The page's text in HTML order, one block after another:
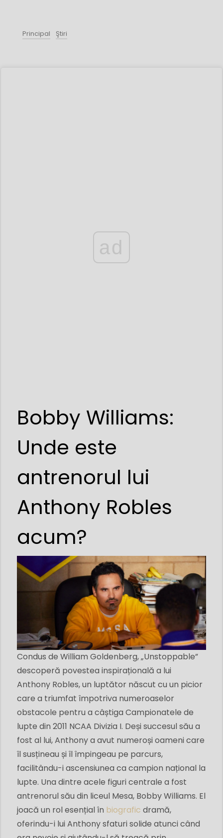
Principal Ştiri
ad
Bobby Williams:
Unde este
antrenorul lui
Anthony Robles
acum?
Condus de William Goldenberg, „Unstoppable”
descoperă povestea inspirațională a lui
Anthony Robles, un luptător născut cu un picior
care a triumfat împotriva numeroaselor
obstacole pentru a câștiga Campionatele de
lupte din 2011 NCAA Divizia I. Deși succesul său a
fost al lui, Anthony a avut numeroși oameni care
îl susțineau și îl împingeau pe parcurs,
facilitându-i ascensiunea ca campion național la
lupte. Una dintre acele figuri centrale a fost
antrenorul său din liceul Mesa, Bobby Williams. El
joacă un rol esențial în biografic dramă,
oferindu-i lui Anthony sfaturi solide atunci când